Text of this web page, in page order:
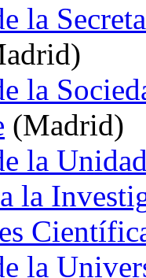
la
la
(Madrid)
la
la
la